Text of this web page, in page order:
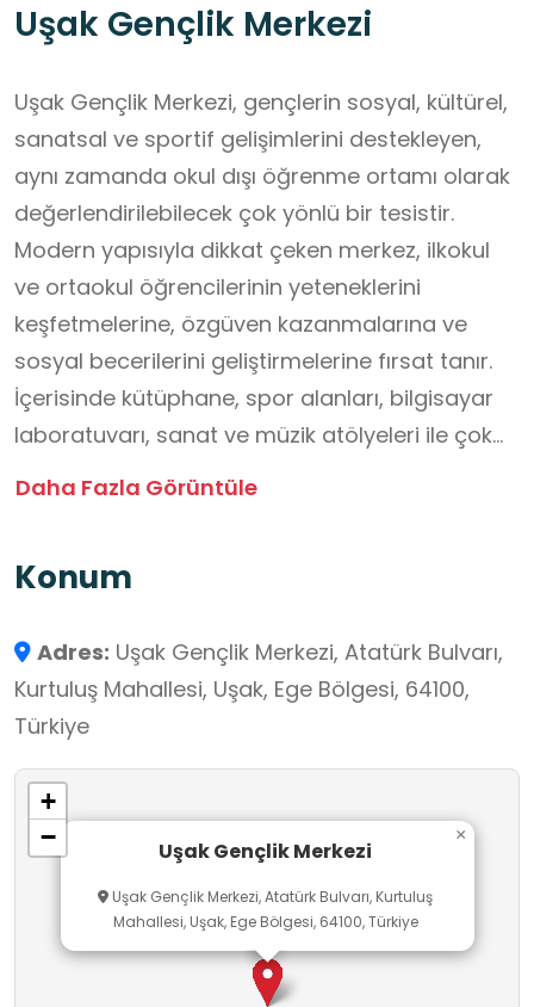
Uşak Gençlik Merkezi
Uşak Gençlik Merkezi, gençlerin sosyal, kültürel,
sanatsal ve sportif gelişimlerini destekleyen,
aynı zamanda okul dışı öğrenme ortamı olarak
değerlendirilebilecek çok yönlü bir tesistir.
Modern yapısıyla dikkat çeken merkez, ilkokul
ve ortaokul öğrencilerinin yeteneklerini
keşfetmelerine, özgüven kazanmalarına ve
sosyal becerilerini geliştirmelerine fırsat tanır.
İçerisinde kütüphane, spor alanları, bilgisayar
laboratuvarı, sanat ve müzik atölyeleri ile çok
amaçlı etkinlik salonları bulunan merkezde;
düzenlenmektedir. Rehber öğretmenler ve
öğrencilerin hem akademik bilgilerini
pekiştirmelerine hem de farklı alanlarda
kendilerini denemelerine imkân sağlar. Ayrıca
iletişim, liderlik, problem çözme, takım çalışması
gibi yaşam becerilerinin gelişmesine katkı
sunar. Sosyal bilgiler, görsel sanatlar, müzik ve
ilişkilendirilebilecek Uşak Gençlik Merkezi,
öğrencilerin sınıf dışında eğlenerek
öğrenmelerine olanak sağlayan önemli bir
Daha Fazla Görüntüle
Konum
Adres: Uşak Gençlik Merkezi, Atatürk Bulvarı,
Kurtuluş Mahallesi, Uşak, Ege Bölgesi, 64100,
Türkiye
Uşak Gençlik Merkezi
Uşak Gençlik Merkezi, Atatürk Bulvarı, Kurtuluş
Mahallesi, Uşak, Ege Bölgesi, 64100, Türkiye
×
+
−